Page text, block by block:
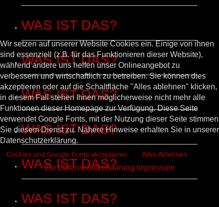
WAS IST DAS?
WAS IST DAS?
WAS IST DAS?
WAS IST DAS?
WAS IST DAS?
WAS IST DAS?
Wir setzen auf unserer Website Cookies ein. Einige von ihnen
sind essenziell (z.B. für das Funktionieren dieser Website),
während andere uns helfen unser Onlineangebot zu
verbessern und wirtschaftlich zu betreiben. Sie können dies
akzeptieren oder auf die Schaltfläche "Alles ablehnen" klicken,
in diesem Fall stehen Ihnen möglicherweise nicht mehr alle
Funktionen dieser Homepage zur Verfügung. Diese Seite
verwendet Google Fonts, mit der Nutzung dieser Seite stimmen
Sie diesem Dienst zu. Nähere Hinweise erhalten Sie in unserer
Datenschutzerklärung.
Cookies und Google Fonts akzeptieren Alles Ablehnen
Zur Datenschutzerklärung Impressum